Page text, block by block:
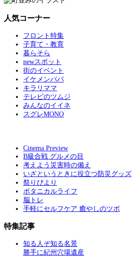
人気コーナー
フロント特集
子育て・教育
暮らそら
newスポット
街のイベント
イケメンパパ
キラリママ
テレビのツムジ
みんなのイイネ
スグレMONO
Cinema Preview
B級合戦 グルメの目
考えよう災害時の備え
いざというときに役立つ防災グッズ
祭りびより
ボタニカルライフ
脳トレ
手軽にセルフケア 癒やしのツボ
特集記事
知る人ぞ知る名景
勝手に紀州穴場遺産